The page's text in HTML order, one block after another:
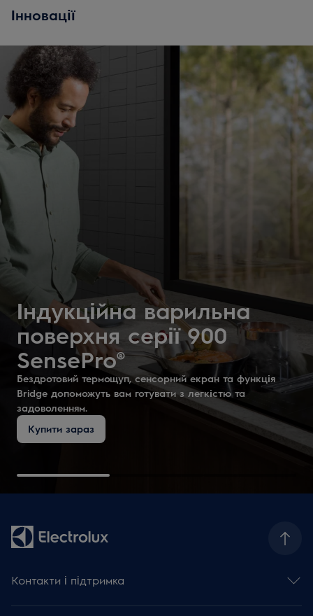
Інновації
Індукційна варильна
поверхня серії 900
SensePro®
Бездротовий термощуп, сенсорний екран та функція
Bridge допоможуть вам готувати з легкістю та
задоволенням.
Купити зараз
Контакти і підтримка